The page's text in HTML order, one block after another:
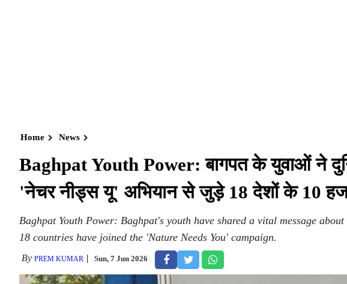
Home News
Baghpat Youth Power: बागपत के युवाओं ने
'नेचर नीड्स यू' अभियान से जुड़े 18 देशों के 10
Baghpat Youth Power: Baghpat's youth have shared a vital message
18 countries have joined the 'Nature Needs You' campaign.
By PREM KUMAR Sun, 7 Jun 2026